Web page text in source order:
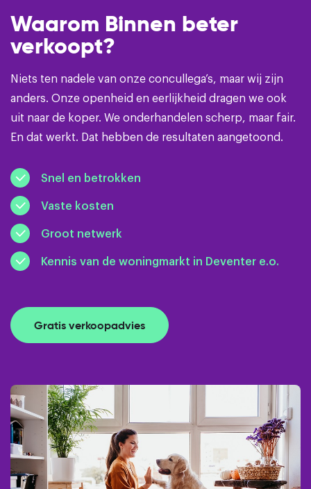
Waarom Binnen beter
verkoopt?
Niets ten nadele van onze concullega’s, maar wij zijn
anders. Onze openheid en eerlijkheid dragen we ook
uit naar de koper. We onderhandelen scherp, maar fair.
En dat werkt. Dat hebben de resultaten aangetoond.
Snel en betrokken
Vaste kosten
Groot netwerk
Kennis van de woningmarkt in Deventer e.o.
Gratis verkoopadvies